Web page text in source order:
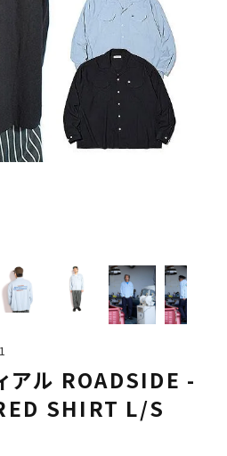
アル ROADSIDE -
SHIRT L/S